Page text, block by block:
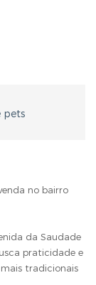
pets
no bairro
da Saudade
praticidade e
tradicionais